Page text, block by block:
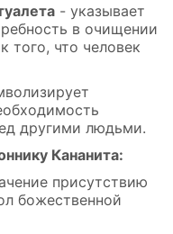
- указывает
в очищении
того, что человек
другими людьми.
Кананита:
присутствию
божественной